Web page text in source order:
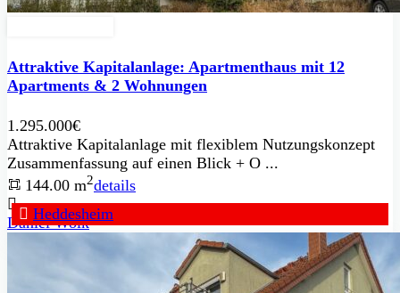
Heddesheim
Attraktive Kapitalanlage: Apartmenthaus mit 12
Apartments & 2 Wohnungen
1.295.000€
Attraktive Kapitalanlage mit flexiblem Nutzungskonzept
Zusammenfassung auf einen Blick + O ...
144.00 m2details
Daniel Wolk